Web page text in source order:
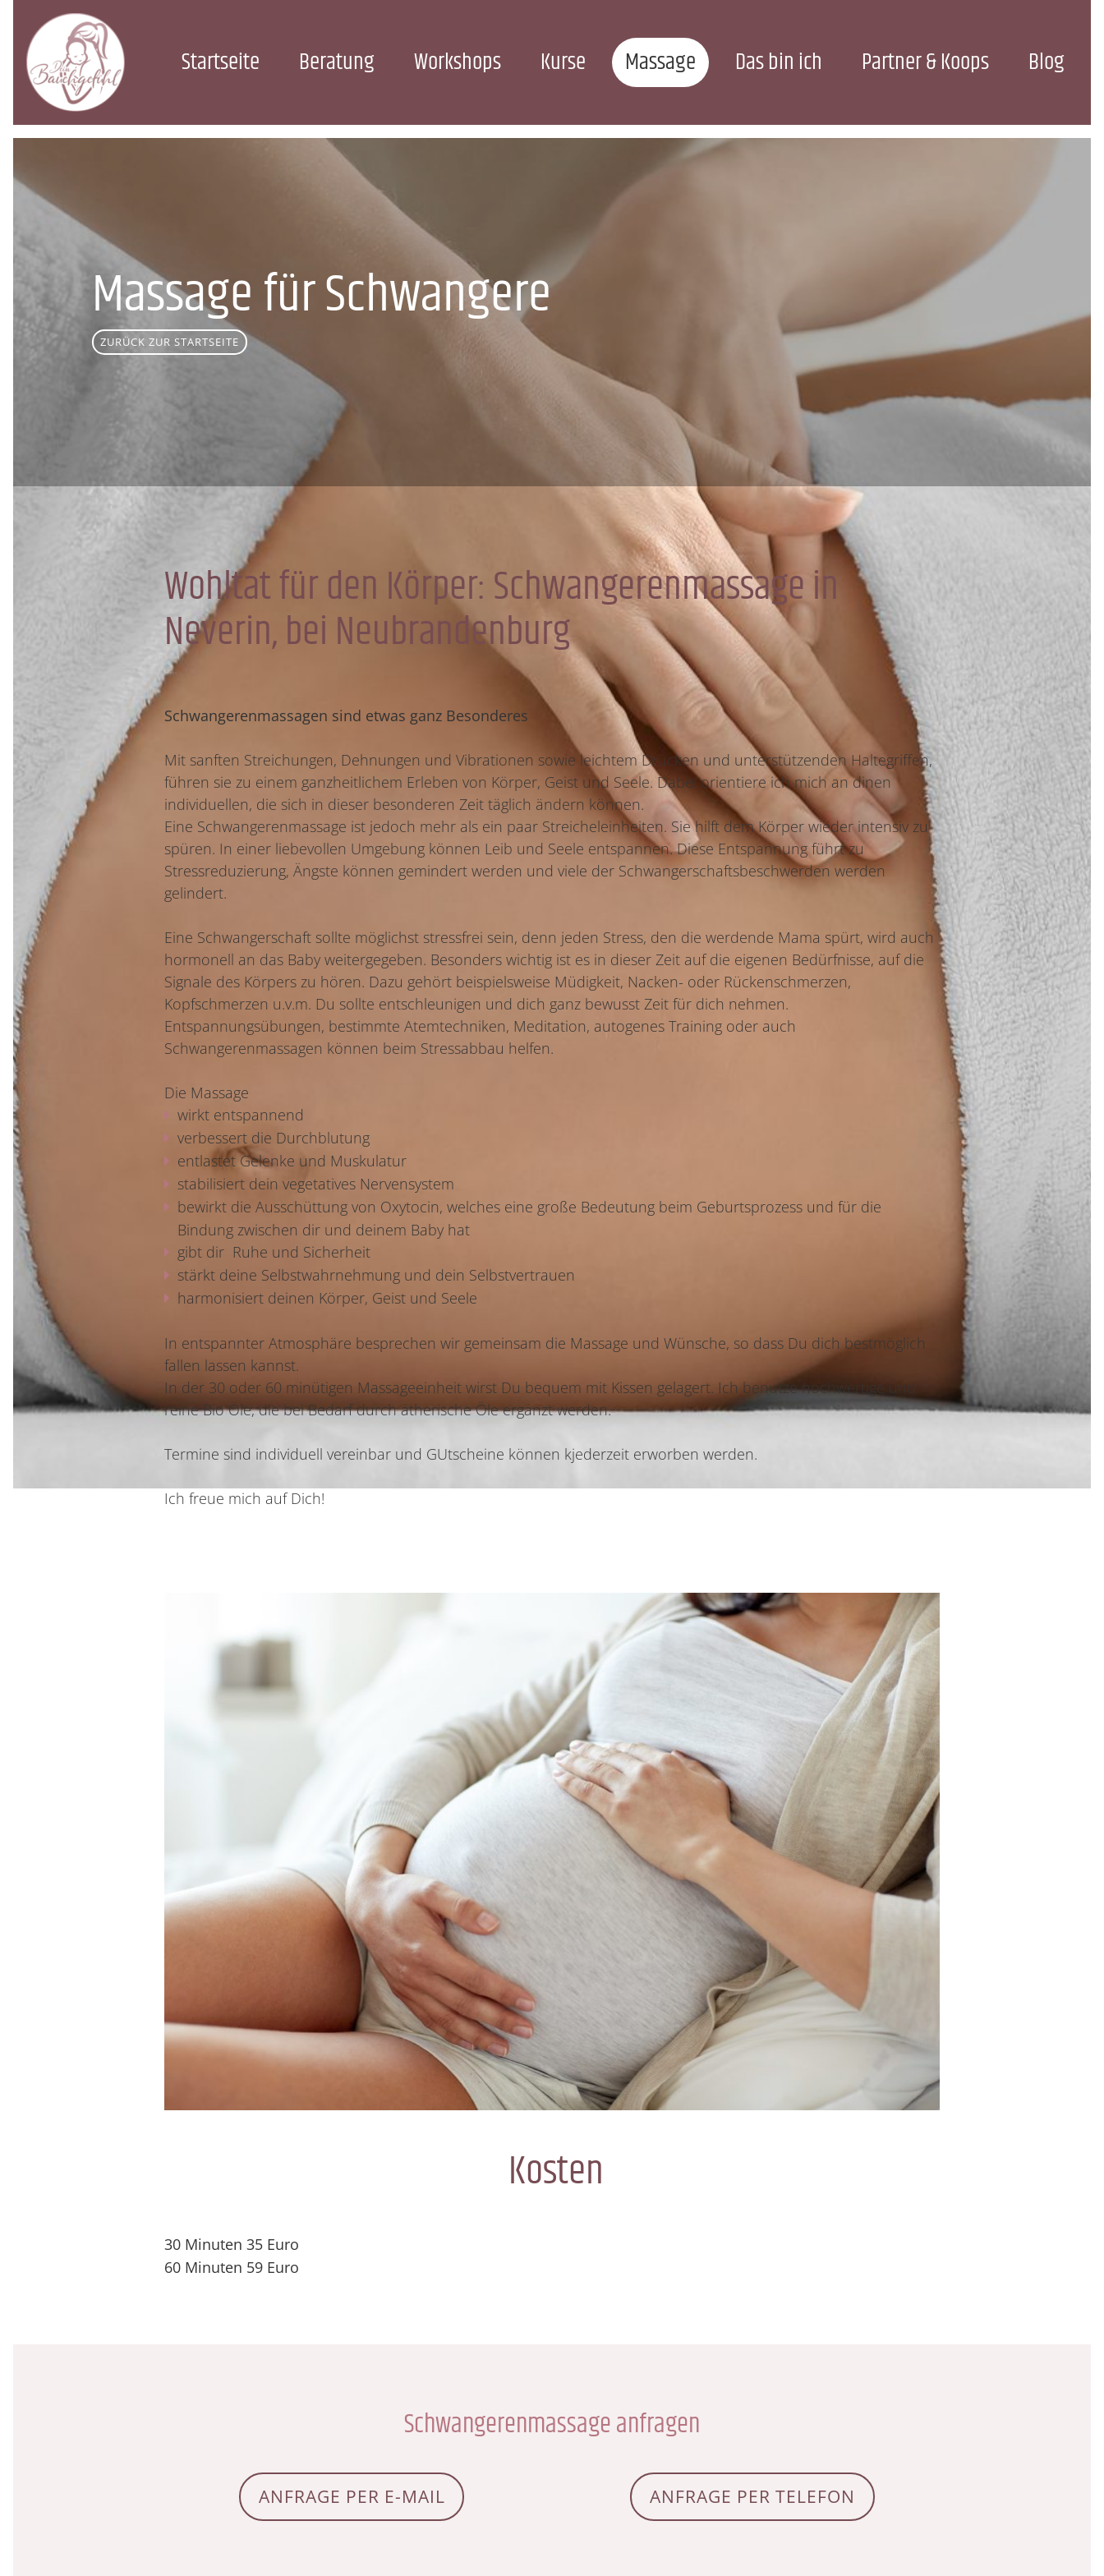
Startseite Beratung Workshops Kurse Massage Das bin ich Partner & Koops Blog
Massage für Schwangere
ZURÜCK ZUR STARTSEITE
Wohltat für den Körper: Schwangerenmassage in
Neverin, bei Neubrandenburg
Schwangerenmassagen sind etwas ganz Besonderes
Mit sanften Streichungen, Dehnungen und Vibrationen sowie leichtem Drücken und unterstützenden Haltegriffen,
führen sie zu einem ganzheitlichem Erleben von Körper, Geist und Seele. Dabei orientiere ich mich an dinen
individuellen, die sich in dieser besonderen Zeit täglich ändern können.
Eine Schwangerenmassage ist jedoch mehr als ein paar Streicheleinheiten. Sie hilft dem Körper wieder intensiv zu
spüren. In einer liebevollen Umgebung können Leib und Seele entspannen. Diese Entspannung führt zu
Stressreduzierung, Ängste können gemindert werden und viele der Schwangerschaftsbeschwerden werden
gelindert.
Eine Schwangerschaft sollte möglichst stressfrei sein, denn jeden Stress, den die werdende Mama spürt, wird auch
hormonell an das Baby weitergegeben. Besonders wichtig ist es in dieser Zeit auf die eigenen Bedürfnisse, auf die
Signale des Körpers zu hören. Dazu gehört beispielsweise Müdigkeit, Nacken- oder Rückenschmerzen,
Kopfschmerzen u.v.m. Du sollte entschleunigen und dich ganz bewusst Zeit für dich nehmen.
Entspannungsübungen, bestimmte Atemtechniken, Meditation, autogenes Training oder auch
Schwangerenmassagen können beim Stressabbau helfen.
Die Massage
wirkt entspannend
verbessert die Durchblutung
entlastet Gelenke und Muskulatur
stabilisiert dein vegetatives Nervensystem
bewirkt die Ausschüttung von Oxytocin, welches eine große Bedeutung beim Geburtsprozess und für die
Bindung zwischen dir und deinem Baby hat
gibt dir Ruhe und Sicherheit
stärkt deine Selbstwahrnehmung und dein Selbstvertrauen
harmonisiert deinen Körper, Geist und Seele
In entspannter Atmosphäre besprechen wir gemeinsam die Massage und Wünsche, so dass Du dich bestmöglich
fallen lassen kannst.
In der 30 oder 60 minütigen Massageeinheit wirst Du bequem mit Kissen gelagert. Ich benutze hochwertige und
reine Bio Öle, die bei Bedarf durch ätherische Öle ergänzt werden.
Termine sind individuell vereinbar und GUtscheine können kjederzeit erworben werden.
Ich freue mich auf Dich!
Kosten
30 Minuten 35 Euro
60 Minuten 59 Euro
Schwangerenmassage anfragen
ANFRAGE PER E-MAIL ANFRAGE PER TELEFON